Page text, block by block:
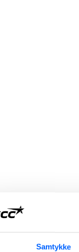
Samtykke